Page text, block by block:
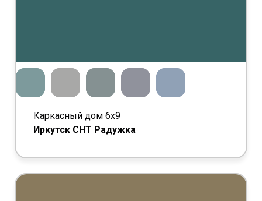
Каркасный дом 6х9
Иркутск СНТ Радужка